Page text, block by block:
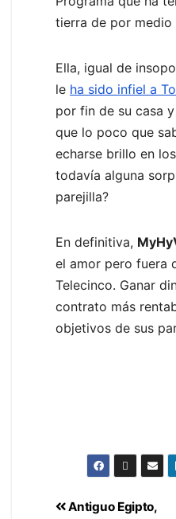
tierra de por medio
Ella, igual de
le ha sido infiel a
por fin de su casa
que lo poco que
echarse brillo en
todavía alguna
parejilla?
En definitiva,
el amor pero fuera
Telecinco. Ganar
contrato más
objetivos de sus
Antiguo Egipto,